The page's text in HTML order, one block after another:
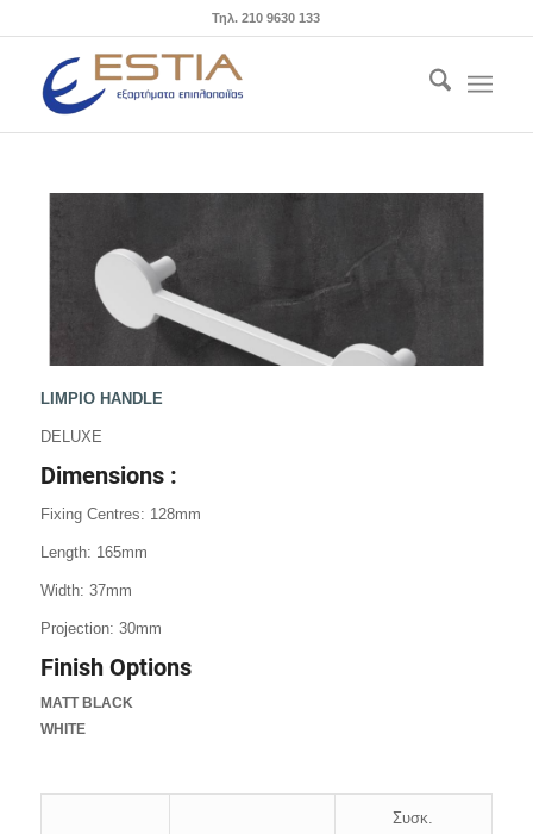
Τηλ. 210 9630 133
LIMPIO HANDLE
DELUXE
Dimensions :
Fixing Centres: 128mm
Length: 165mm
Width: 37mm
Projection: 30mm
Finish Options
MATT BLACK
WHITE
Συσκ.